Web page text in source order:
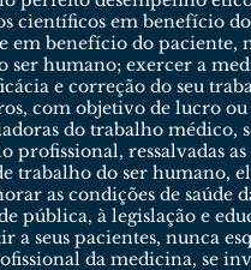
científicos em benefício
em benefício do paciente,
ser humano; exercer a
e correção do seu
com objetivo de lucro
do trabalho médico,
profissional, ressalvadas
trabalho do ser
as condições de saúde
pública, à legislação e
a seus pacientes, nunca
da medicina, se